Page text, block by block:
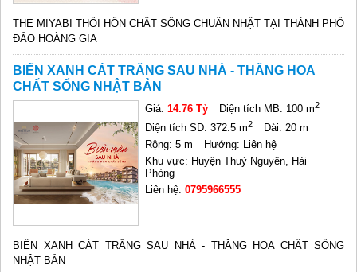
THE MIYABI THỔI HỒN CHẤT SỐNG CHUẨN NHẬT TẠI THÀNH PHỐ
ĐẢO HOÀNG GIA
BIỂN XANH CÁT TRẮNG SAU NHÀ - THĂNG HOA
CHẤT SỐNG NHẬT BẢN
Giá:14.76 Tỷ Diện tích MB: 100 m2
Diện tích SD: 372.5 m2
Dài: 20 m
Rộng: 5 m
Hướng: Liên hệ
Khu vực: Huyện Thuỷ Nguyên, Hải
Phòng
Liên hệ:0795966555
BIỂN XANH CÁT TRẮNG SAU NHÀ - THĂNG HOA CHẤT SỐNG
NHẬT BẢN